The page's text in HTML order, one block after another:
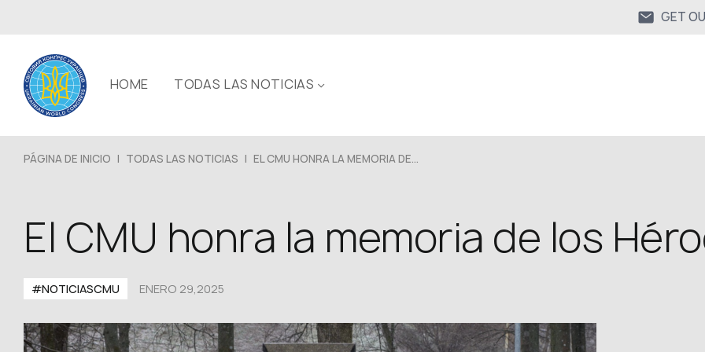
GET
HOME TODAS LAS NOTICIAS
PÁGINA DE INICIO | TODAS LAS NOTICIAS | EL CMU HONRA LA MEMORIA DE...
El CMU honra la memoria de los
#NOTICIASCMU ENERO 29,2025